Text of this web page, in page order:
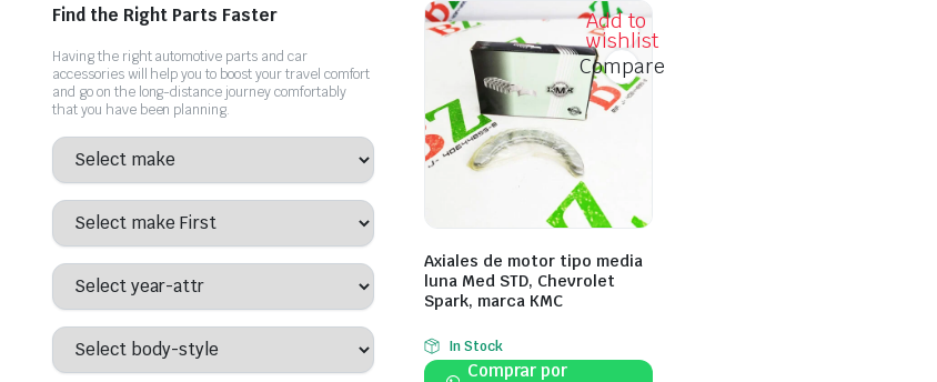
Add to
wishlist
Compare
Axiales de motor tipo media
luna Med STD, Chevrolet
Spark, marca KMC
In Stock
Comprar por
Find the Right Parts Faster
Having the right automotive parts and car
accessories will help you to boost your travel comfort
and go on the long-distance journey comfortably
that you have been planning.